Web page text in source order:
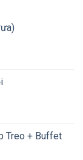
Treo + Buffet